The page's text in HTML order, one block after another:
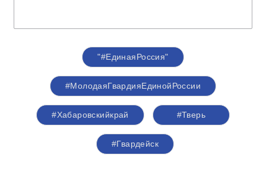
"#ЕдинаяРоссия"
#МолодаяГвардияЕдинойРоссии
#Хабаровскийкрай #Тверь
#Гвардейск